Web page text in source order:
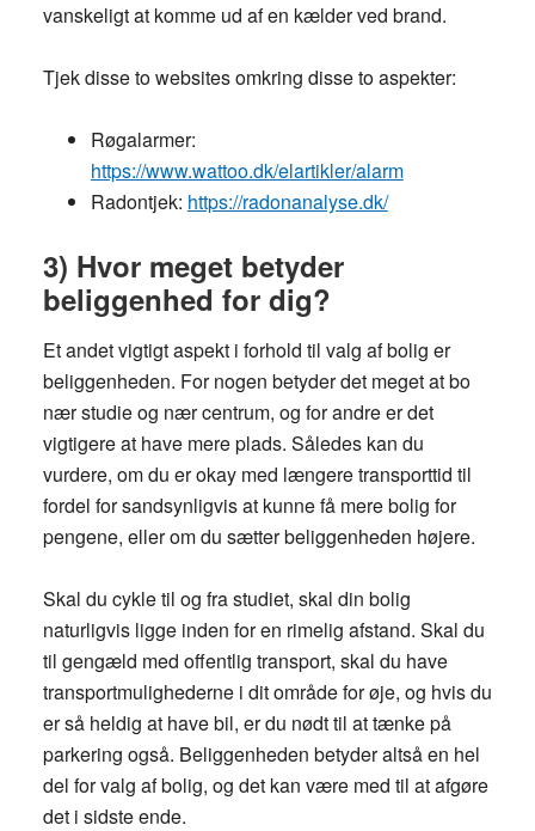
vanskeligt at komme ud af en kælder ved brand.
Tjek disse to websites omkring disse to aspekter:
Røgalarmer:
https://www.wattoo.dk/elartikler/alarm
Radontjek: https://radonanalyse.dk/
3) Hvor meget betyder
beliggenhed for dig?
Et andet vigtigt aspekt i forhold til valg af bolig er
beliggenheden. For nogen betyder det meget at bo
nær studie og nær centrum, og for andre er det
vigtigere at have mere plads. Således kan du
vurdere, om du er okay med længere transporttid til
fordel for sandsynligvis at kunne få mere bolig for
pengene, eller om du sætter beliggenheden højere.
Skal du cykle til og fra studiet, skal din bolig
naturligvis ligge inden for en rimelig afstand. Skal du
til gengæld med offentlig transport, skal du have
transportmulighederne i dit område for øje, og hvis du
er så heldig at have bil, er du nødt til at tænke på
parkering også. Beliggenheden betyder altså en hel
del for valg af bolig, og det kan være med til at afgøre
det i sidste ende.